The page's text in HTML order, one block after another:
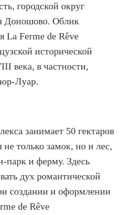
городской округ
Доношово. Облик
La Ferme de Rêve
исторической
века, в частности,
Луар.
занимает 50 гектаров
не только замок, но и лес,
парк и ферму. Здесь
дух романтической
создании и оформлении
de Rêve